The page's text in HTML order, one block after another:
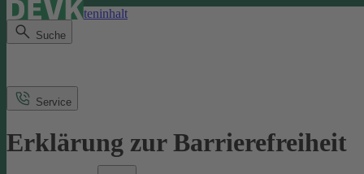
Direkt zum Seiteninhalt
Suche
Service
Erklärung zur Barrierefreiheit